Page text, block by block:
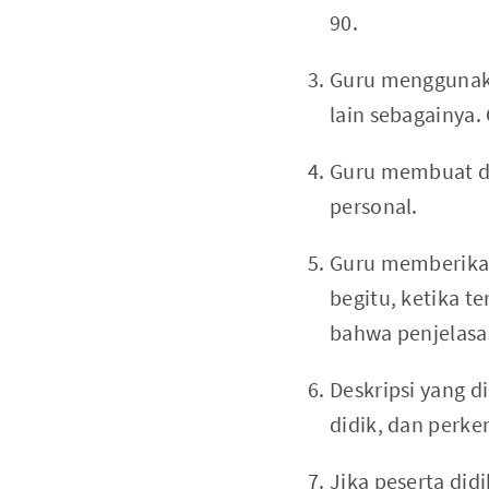
90.
Guru
lain
Guru membuat
personal.
Guru
begitu, ketika
bahwa
Deskripsi yang
didik, dan
Jika peserta